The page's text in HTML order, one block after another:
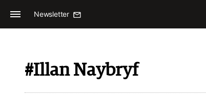
Newsletter
#Illan Naybryf